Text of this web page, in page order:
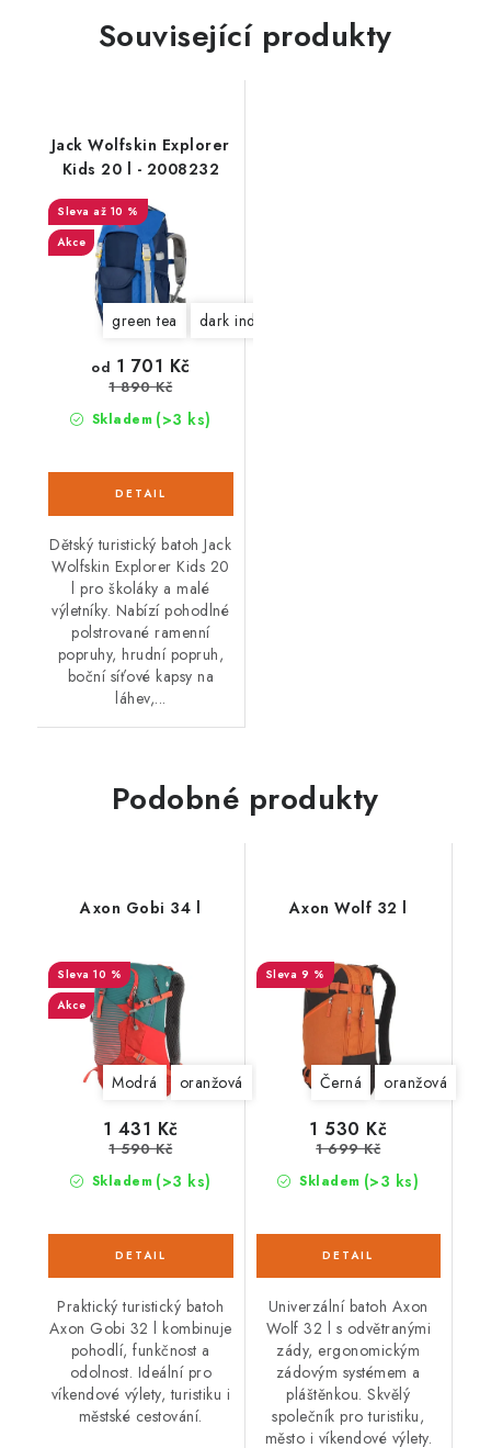
Související produkty
Jack Wolfskin Explorer
Kids 20 l - 2008232
až 10 %
Akce
green tea dark indigo
Skladem (>3 ks)
od 1 701 Kč
1 890 Kč
Dětský turistický batoh Jack
Wolfskin Explorer Kids 20
l pro školáky a malé
výletníky. Nabízí pohodlné
polstrované ramenní
popruhy, hrudní popruh,
boční síťové kapsy na
láhev,...
Podobné produkty
Axon Gobi 34 l
10 %
Akce
Modrá oranžová
Skladem (>3 ks)
1 431 Kč
1 590 Kč
Praktický turistický batoh
Axon Gobi 32 l kombinuje
pohodlí, funkčnost a
odolnost. Ideální pro
víkendové výlety, turistiku i
městské cestování.
Axon Wolf 32 l
9 %
Černá oranžová
Skladem (>3 ks)
1 530 Kč
1 699 Kč
Univerzální batoh Axon
Wolf 32 l s odvětranými
zády, ergonomickým
zádovým systémem a
pláštěnkou. Skvělý
společník pro turistiku,
město i víkendové výlety.